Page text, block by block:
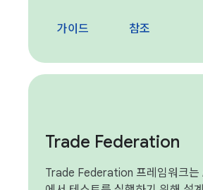
가이드 참조
Trade Federation
Trade Federation 프레임워크는